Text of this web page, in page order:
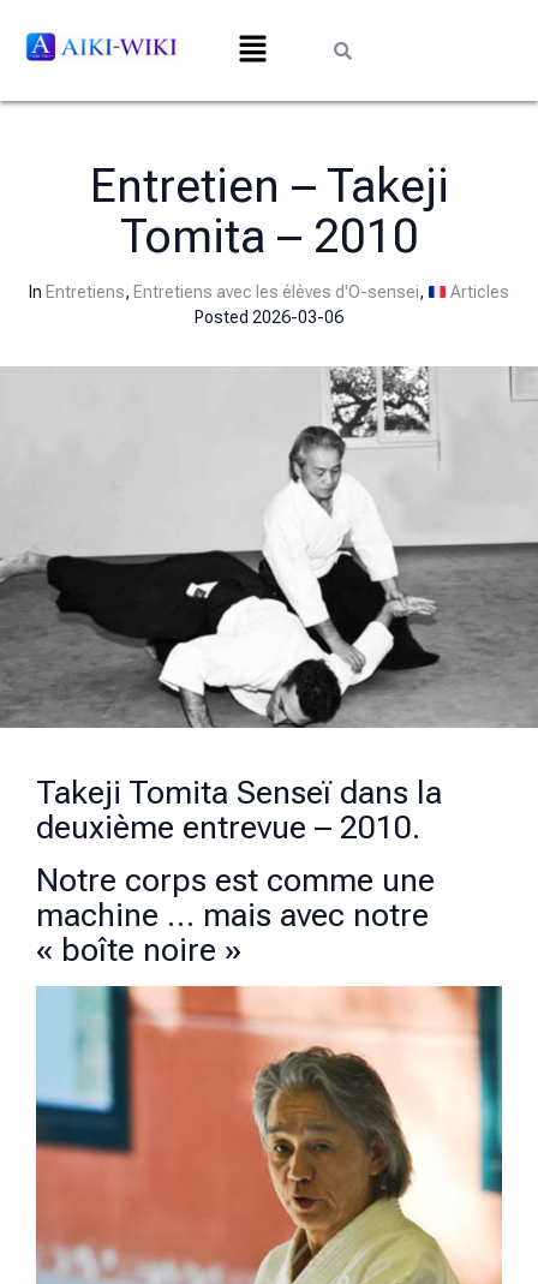
Entretien – Takeji
Tomita – 2010
In Entretiens, Entretiens avec les élèves d'O-sensei,
Articles
Posted 2026-03-06
Takeji Tomita Senseï dans la
deuxième entrevue – 2010.
Notre corps est comme une
machine … mais avec notre
« boîte noire »